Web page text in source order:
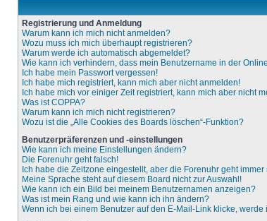
Registrierung und Anmeldung
Warum kann ich mich nicht anmelden?
Wozu muss ich mich überhaupt registrieren?
Warum werde ich automatisch abgemeldet?
Wie kann ich verhindern, dass mein Benutzername in der
Ich habe mein Passwort vergessen!
Ich habe mich registriert, kann mich aber nicht anmelden!
Ich habe mich vor einiger Zeit registriert, kann mich aber nicht
Was ist COPPA?
Warum kann ich mich nicht registrieren?
Wozu ist die „Alle Cookies des Boards löschen“-Funktion?
Benutzerpräferenzen und -einstellungen
Wie kann ich meine Einstellungen ändern?
Die Forenuhr geht falsch!
Ich habe die Zeitzone eingestellt, aber die Forenuhr geht immer
Meine Sprache steht auf diesem Board nicht zur Auswahl!
Wie kann ich ein Bild bei meinem Benutzernamen anzeigen?
Was ist mein Rang und wie kann ich ihn ändern?
Wenn ich bei einem Benutzer auf den E-Mail-Link klicke,